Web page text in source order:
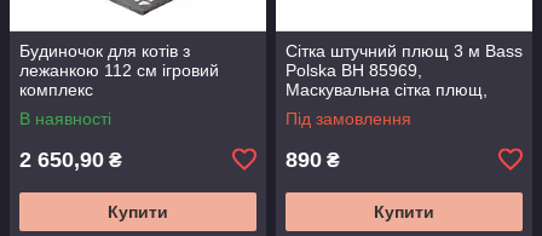
Будиночок для котів з
лежанкою 112 см ігровий
комплекс
В наявності
2 650,90 ₴
Купити
Сітка штучний плющ 3 м Bass
Polska BH 85969,
Маскувальна сітка плющ,
Штучне листя плющ, Сітка
для балкону
Під замовлення
890 ₴
Купити